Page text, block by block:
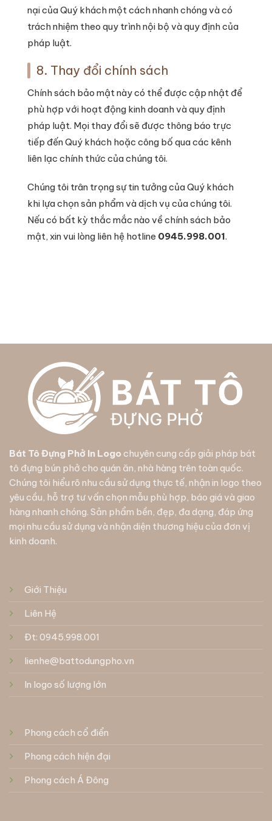
nại của Quý khách một cách nhanh chóng và có
trách nhiệm theo quy trình nội bộ và quy định của
pháp luật.
8. Thay đổi chính sách
Chính sách bảo mật này có thể được cập nhật để
phù hợp với hoạt động kinh doanh và quy định
pháp luật. Mọi thay đổi sẽ được thông báo trực
tiếp đến Quý khách hoặc công bố qua các kênh
liên lạc chính thức của chúng tôi.
Chúng tôi trân trọng sự tin tưởng của Quý khách
khi lựa chọn sản phẩm và dịch vụ của chúng tôi.
Nếu có bất kỳ thắc mắc nào về chính sách bảo
mật, xin vui lòng liên hệ hotline 0945.998.001.
Bát Tô Đựng Phở In Logo chuyên cung cấp giải pháp bát
tô đựng bún phở cho quán ăn, nhà hàng trên toàn quốc.
Chúng tôi hiểu rõ nhu cầu sử dụng thực tế, nhận in logo theo
yêu cầu, hỗ trợ tư vấn chọn mẫu phù hợp, báo giá và giao
hàng nhanh chóng. Sản phẩm bền, đẹp, đa dạng, đáp ứng
mọi nhu cầu sử dụng và nhận diện thương hiệu của đơn vị
kinh doanh.
Giới Thiệu
Liên Hệ
Đt: 0945.998.001
lienhe@battodungpho.vn
In logo số lượng lớn
Phong cách cổ điển
Phong cách hiện đại
Phong cách Á Đông